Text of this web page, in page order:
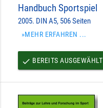
Handbuch Sportspiel
2005. DIN A5, 506 Seiten
»MEHR ERFAHREN ...
done BEREITS AUSGEWÄHLT